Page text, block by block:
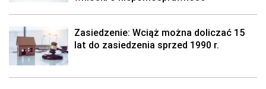
Zasiedzenie: Wciąż można doliczać 15
lat do zasiedzenia sprzed 1990 r.